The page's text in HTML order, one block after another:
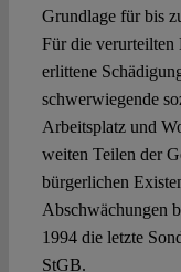
Grundlage für bis
Für die verurteilten
erlittene
schwerwiegende
Arbeitsplatz und
weiten Teilen der
bürgerlichen
Abschwächungen
1994 die letzte
StGB.